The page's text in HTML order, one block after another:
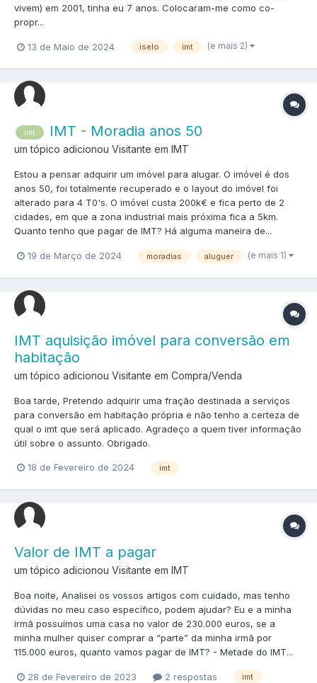
vivem) em 2001, tinha eu 7 anos. Colocaram-me como co-
propr...
13 de Maio de 2024 iselo imt (e mais 2)
imt IMT - Moradia anos 50
um tópico adicionou Visitante em IMT
Estou a pensar adquirir um imóvel para alugar. O imóvel é dos
anos 50, foi totalmente recuperado e o layout do imóvel foi
alterado para 4 T0's. O imóvel custa 200k€ e fica perto de 2
cidades, em que a zona industrial mais próxima fica a 5km.
Quanto tenho que pagar de IMT? Há alguma maneira de...
19 de Março de 2024 moradias aluguer (e mais 1)
IMT aquisição imóvel para conversão em
habitação
um tópico adicionou Visitante em Compra/Venda
Boa tarde, Pretendo adquirir uma fração destinada a serviços
para conversão em habitação própria e não tenho a certeza de
qual o imt que será aplicado. Agradeço a quem tiver informação
útil sobre o assunto. Obrigado.
18 de Fevereiro de 2024 imt
Valor de IMT a pagar
um tópico adicionou Visitante em IMT
Boa noite, Analisei os vossos artigos com cuidado, mas tenho
dúvidas no meu caso específico, podem ajudar? Eu e a minha
irmã possuímos uma casa no valor de 230.000 euros, se a
minha mulher quiser comprar a “parte” da minha irmã por
115.000 euros, quanto vamos pagar de IMT? - Metade do IMT...
28 de Fevereiro de 2023 2 respostas imt